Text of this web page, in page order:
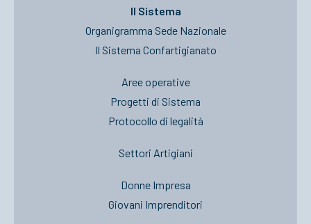
Il Sistema
Organigramma Sede Nazionale
Il Sistema Confartigianato
Aree operative
Progetti di Sistema
Protocollo di legalità
Settori Artigiani
Donne Impresa
Giovani Imprenditori